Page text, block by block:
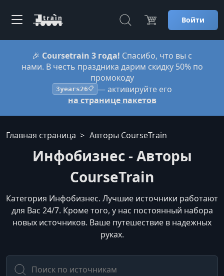
Войти
🎉 Coursetrain 3 года! Спасибо, что вы с
нами. В честь праздника дарим скидку 50% по
промокоду
3years26📋 — активируйте его
на странице пакетов
Главная страница Авторы CourseTrain
Инфобизнес - Авторы
CourseTrain
Категория Инфобизнес. Лучшие источники работают
для Вас 24/7. Кроме того, у нас постоянный набора
новых источников. Ваше путешествие в надежных
руках.